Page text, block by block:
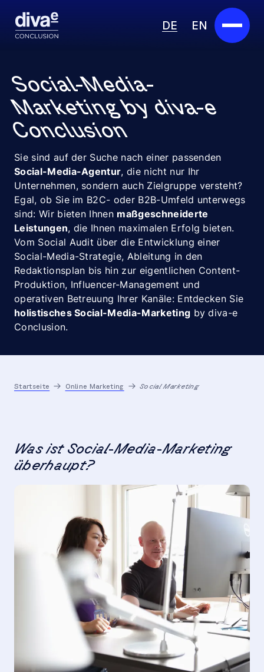
DE EN
Marketplace
Branchen
Partner
Über uns
Insights
Karriere
Social-Media-
Marketing by diva-e
Conclusion
Sie sind auf der Suche nach einer passenden
Social-Media-Agentur, die nicht nur Ihr
Unternehmen, sondern auch Zielgruppe versteht?
Egal, ob Sie im B2C- oder B2B-Umfeld unterwegs
sind: Wir bieten Ihnen maßgeschneiderte
Leistungen, die Ihnen maximalen Erfolg bieten.
Vom Social Audit über die Entwicklung einer
Social-Media-Strategie, Ableitung in den
Redaktionsplan bis hin zur eigentlichen Content-
Produktion, Influencer-Management und
operativen Betreuung Ihrer Kanäle: Entdecken Sie
holistisches Social-Media-Marketing by diva-e
Conclusion.
Startseite Online Marketing Social Marketing
Was ist Social-Media-Marketing
überhaupt?